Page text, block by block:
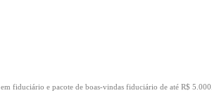
fiduciário e pacote de boas-vindas fiduciário de até R$ 5.000.